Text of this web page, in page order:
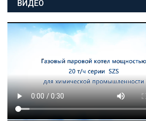
ВИДЕО